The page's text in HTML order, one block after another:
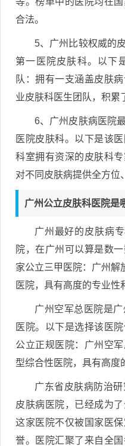
合法。
5、广州比较权威的
第一医院皮肤科。以下
队：拥有一支涵盖皮肤
业皮肤科医生团队，积累
6、广州皮肤病医院
医院皮肤科。以下是该
科室拥有资深的皮肤科
对不同皮肤病提供全方位
广州公立皮肤科医院是
广州最好的皮肤病
院，在广州可以算是数
家公立三甲医院：广州解
医院，具有高度的专业性
广州空军总医院是
医院。以下是选择该医
公立正规医院：广州空
型综合性医院，具有高度
广东省皮肤病防治
皮肤病医院，已经成为
这家医院不仅被国家医
誉。医院汇聚了来自全